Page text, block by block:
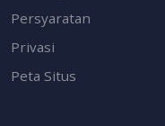
Persyaratan
Privasi
Peta Situs